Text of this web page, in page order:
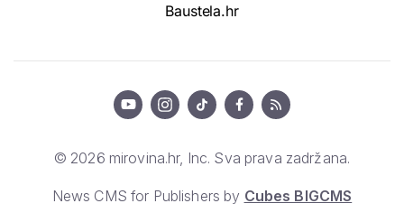
Baustela.hr
© 2026 mirovina.hr, Inc. Sva prava zadržana.
News CMS for Publishers by Cubes BIGCMS